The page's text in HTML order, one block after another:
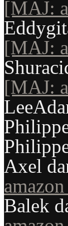
[MAJ:
[MAJ:
[MAJ:
Axel
Balek